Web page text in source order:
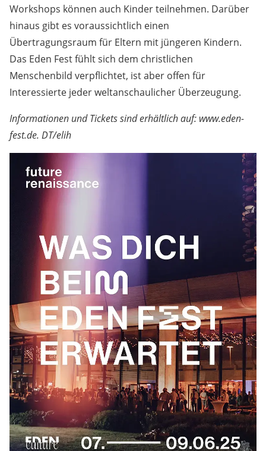
Workshops können auch Kinder teilnehmen. Darüber
hinaus gibt es voraussichtlich einen
Übertragungsraum für Eltern mit jüngeren Kindern.
Das Eden Fest fühlt sich dem christlichen
Menschenbild verpflichtet, ist aber offen für
Interessierte jeder weltanschaulicher Überzeugung.
Informationen und Tickets sind erhältlich auf: www.eden-
fest.de. DT/elih